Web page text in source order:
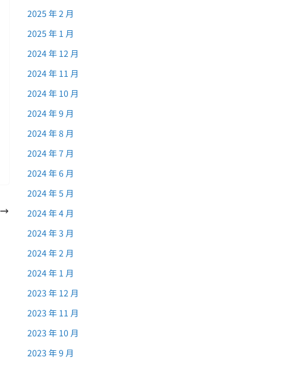
2025 年 2 月
2025 年 1 月
2024 年 12 月
2024 年 11 月
2024 年 10 月
2024 年 9 月
2024 年 8 月
2024 年 7 月
2024 年 6 月
2024 年 5 月
2024 年 4 月
2024 年 3 月
2024 年 2 月
2024 年 1 月
2023 年 12 月
2023 年 11 月
2023 年 10 月
2023 年 9 月